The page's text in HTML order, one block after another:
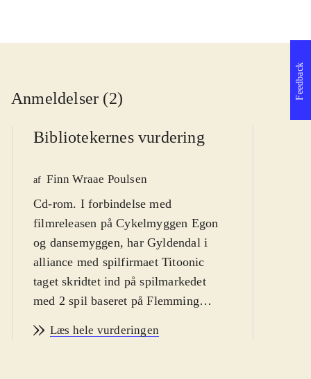
Anmeldelser (2)
Bibliotekernes vurdering
af Finn Wraae Poulsen
Cd-rom. I forbindelse med
filmreleasen på Cykelmyggen Egon
og dansemyggen, har Gyldendal i
alliance med spilfirmaet Titoonic
taget skridtet ind på spilmarkedet
med 2 spil baseret på Flemming
billedbogsfigur. Nærværende spil er
Læs hele vurderingen
Feedback